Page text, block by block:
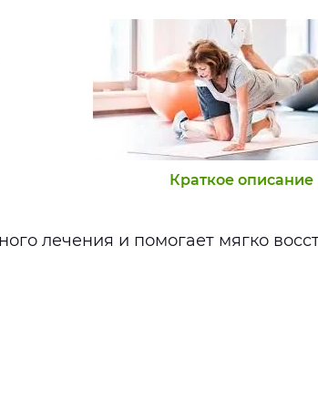
Краткое описание
лечения и помогает мягко